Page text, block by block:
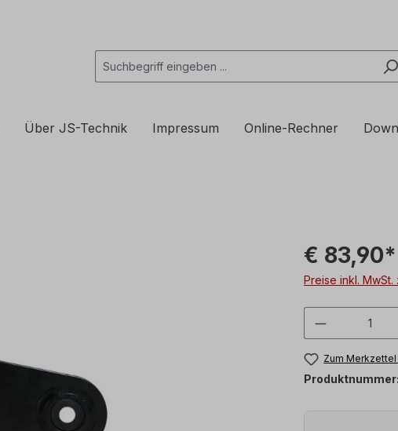
Über JS-Technik Impressum Online-Rechner
€ 83,90*
Preise inkl.
Produkt
Zum
Produktnummer: